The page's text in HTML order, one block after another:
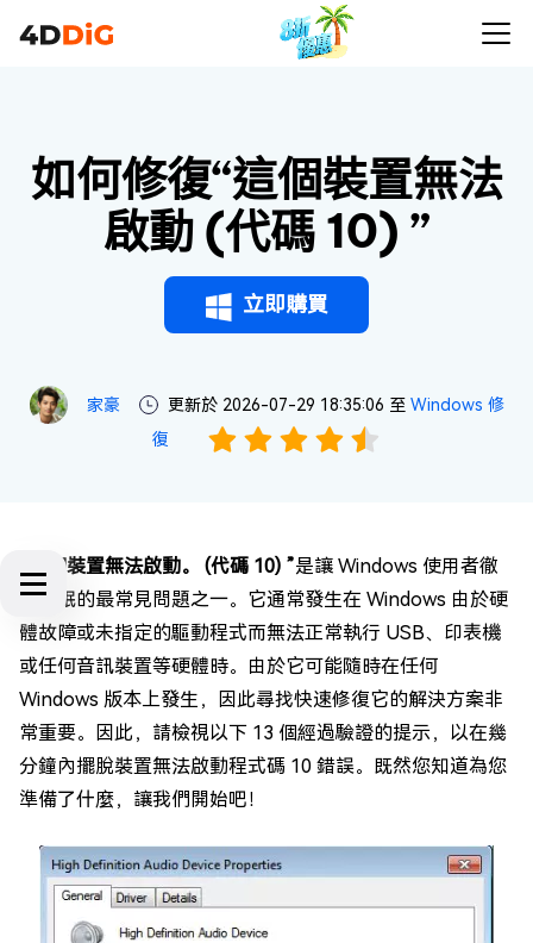
如何修復“這個裝置無法
啟動 (代碼 10) ”
立即購買
家豪 更新於 2026-07-29 18:35:06 至 Windows 修
復
“這個裝置無法啟動。 (代碼 10) ”是讓 Windows 使用者徹
夜難眠的最常見問題之一。它通常發生在 Windows 由於硬
體故障或未指定的驅動程式而無法正常執行 USB、印表機
或任何音訊裝置等硬體時。由於它可能隨時在任何
Windows 版本上發生，因此尋找快速修復它的解決方案非
常重要。因此，請檢視以下 13 個經過驗證的提示，以在幾
分鐘內擺脫裝置無法啟動程式碼 10 錯誤。既然您知道為您
準備了什麼，讓我們開始吧！